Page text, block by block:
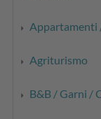
Appartamenti
Agriturismo
B&B / Garni /